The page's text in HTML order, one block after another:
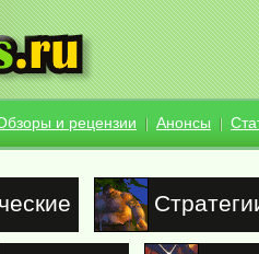
и рецензии Анонсы